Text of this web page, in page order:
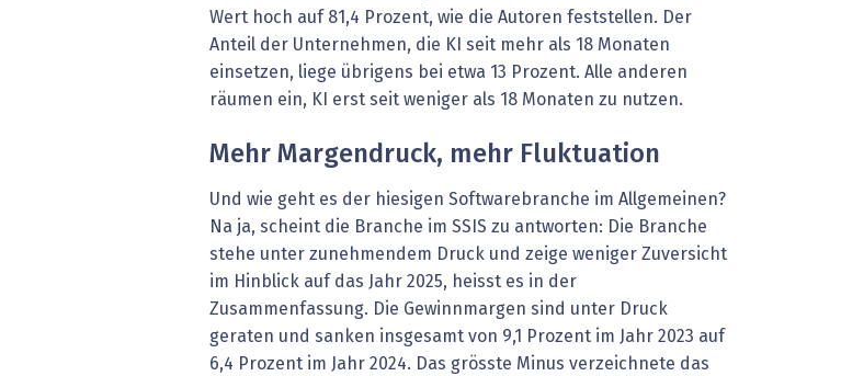
Wert hoch auf 81,4 Prozent, wie die Autoren feststellen. Der
Anteil der Unternehmen, die KI seit mehr als 18 Monaten
einsetzen, liege übrigens bei etwa 13 Prozent. Alle anderen
räumen ein, KI erst seit weniger als 18 Monaten zu nutzen.
Mehr Margendruck, mehr Fluktuation
Und wie geht es der hiesigen Softwarebranche im Allgemeinen?
Na ja, scheint die Branche im SSIS zu antworten: Die Branche
stehe unter zunehmendem Druck und zeige weniger Zuversicht
im Hinblick auf das Jahr 2025, heisst es in der
Zusammenfassung. Die Gewinnmargen sind unter Druck
geraten und sanken insgesamt von 9,1 Prozent im Jahr 2023 auf
6,4 Prozent im Jahr 2024. Das grösste Minus verzeichnete das